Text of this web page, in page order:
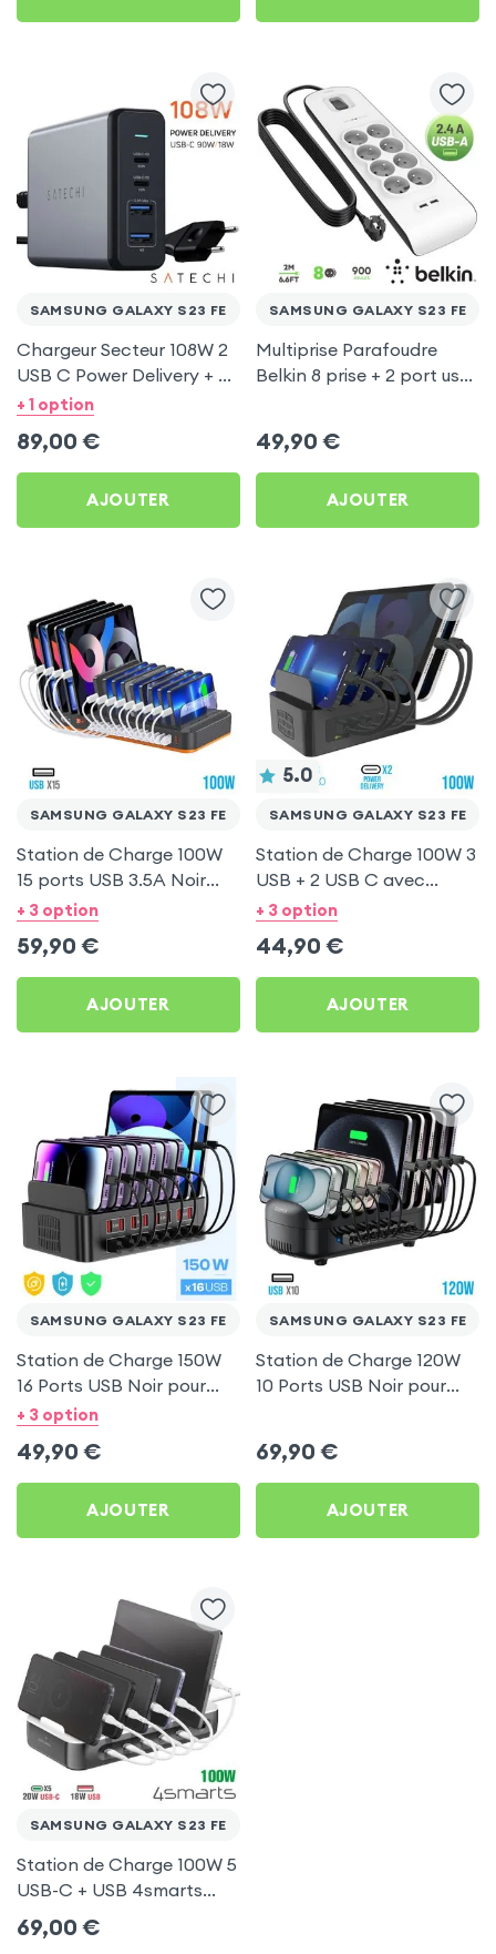
SAMSUNG GALAXY S23 FE
Chargeur Secteur 108W 2
USB C Power Delivery + 2
USB, Câble Secteur,
+ 1 option
89,00 €
AJOUTER
SAMSUNG GALAXY S23 FE
Multiprise Parafoudre
Belkin 8 prise + 2 port usb
49,90 €
AJOUTER
SAMSUNG GALAXY S23 FE
Station de Charge 100W
15 ports USB 3.5A Noir
pour Samsung Galaxy S23
+ 3 option
59,90 €
AJOUTER
5.0
SAMSUNG GALAXY S23 FE
Station de Charge 100W 3
USB + 2 USB C avec
Ventilation pour Samsung
+ 3 option
44,90 €
AJOUTER
SAMSUNG GALAXY S23 FE
Station de Charge 150W
16 Ports USB Noir pour
Samsung Galaxy S23 FE
+ 3 option
49,90 €
AJOUTER
SAMSUNG GALAXY S23 FE
Station de Charge 120W
10 Ports USB Noir pour
69,90 €
AJOUTER
SAMSUNG GALAXY S23 FE
Station de Charge 100W 5
USB-C + USB 4smarts
pour Samsung Galaxy S23
FE
69,00 €